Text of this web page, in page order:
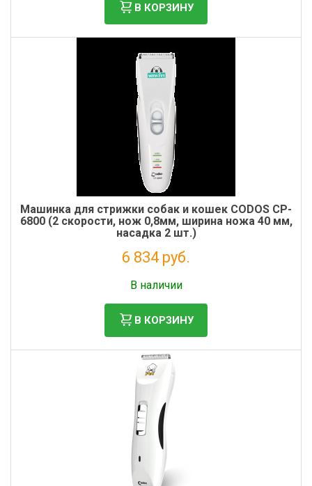
В КОРЗИНУ
Машинка для стрижки собак и кошек CODOS CP-
6800 (2 скорости, нож 0,8мм, ширина ножа 40 мм,
насадка 2 шт.)
6 834 руб.
В наличии
В КОРЗИНУ